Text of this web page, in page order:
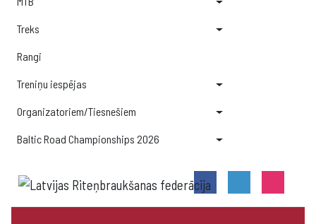
Treks
Rangi
Treniņu iespējas
Organizatoriem/Tiesnešiem
Baltic Road Championships 2026